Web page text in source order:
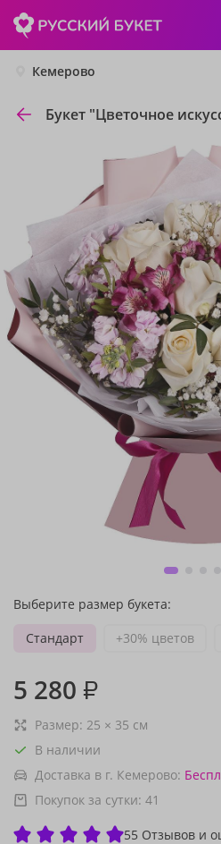
Кемерово
Букет "Цветочное
Выберите размер букета:
Стандарт
+30% цветов
5 280 ₽
Размер: 25 × 35 см
В наличии
Доставка в г. Кемерово:
Покупок за сутки: 41
55 Отзывов и